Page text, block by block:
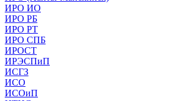
ИРО ИО
ИРО РБ
ИРО РТ
ИРО СПБ
ИРОСТ
ИРЭСПиП
ИСГЗ
ИСО
ИСОиП